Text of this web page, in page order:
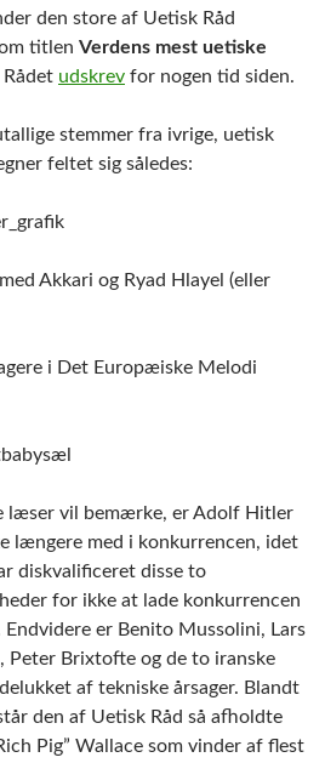
den store af Uetisk Råd
titlen Verdens mest uetiske
Rådet udskrev for nogen tid siden.
stemmer fra ivrige, uetisk
feltet sig således:
Akkari og Ryad Hlayel (eller
i Det Europæiske Melodi
læser vil bemærke, er Adolf Hitler
længere med i konkurrencen, idet
diskvalificeret disse to
for ikke at lade konkurrencen
er Benito Mussolini, Lars
Peter Brixtofte og de to iranske
af tekniske årsager. Blandt
den af Uetisk Råd så afholdte
Pig” Wallace som vinder af flest